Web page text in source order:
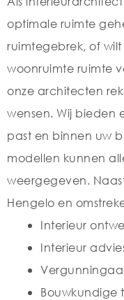
optimale ruimte
ruimtegebrek, of
woonruimte ruimte
onze architecten
wensen. Wij bieden
past en binnen uw
modellen kunnen
weergegeven.
Hengelo en
Interieur
Interieur
Bouwkundige